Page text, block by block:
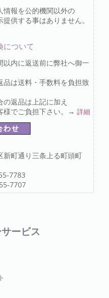
情報を公的機関以外の
供する事はありません。
について
以内に返送前に弊社へ御一
品は送料・手数料を負担致
の返品は上記に加え
様でご負担下さい。→ 詳細
新町通り三条上る町頭町
7783
7707
ービス